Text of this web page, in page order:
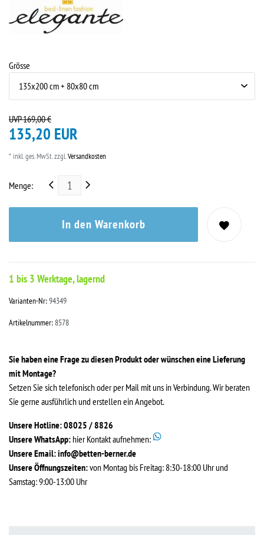
Grösse
UVP 169,00 €
135,20 EUR
* inkl. ges. MwSt. zzgl.Versandkosten
Menge:
In den Warenkorb
1 bis 3 Werktage, lagernd
Varianten-Nr:94349
Artikelnummer:8578
Sie haben eine Frage zu diesen Produkt oder wünschen eine Lieferung
mit Montage?
Setzen Sie sich telefonisch oder per Mail mit uns in Verbindung. Wir beraten
Sie gerne ausführlich und erstellen ein Angebot.
Unsere Hotline: 08025 / 8826
Unsere WhatsApp: hier Kontakt aufnehmen:
Unsere Email:info@betten-berner.de
Unsere Öffnungszeiten:von Montag bis Freitag: 8:30-18:00 Uhr und
Samstag: 9:00-13:00 Uhr